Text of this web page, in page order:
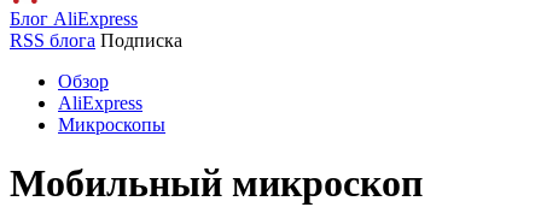
Блог AliExpress
RSS блога Подписка
Обзор
AliExpress
Микроскопы
Мобильный микроскоп